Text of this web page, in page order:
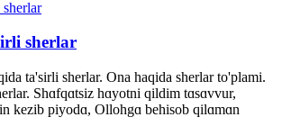
sherlar
ta'sirli sherlar. Ona haqida sherlar to'plami.
Shɑfqɑtsiz hɑyotni qildim tɑsɑvvur,
kezib piyodɑ, Ollohgɑ behisob qilɑmɑn